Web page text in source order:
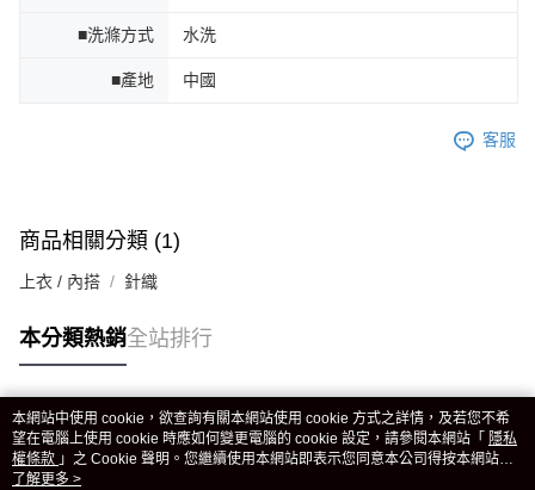
■洗滌方式 水洗
■產地 中國
客服
商品相關分類 (1)
上衣 / 內搭 針織
本分類熱銷全站排行
熱門標籤
本網站中使用 cookie，欲查詢有關本網站使用 cookie 方式之詳情，及若您不希
望在電腦上使用 cookie 時應如何變更電腦的 cookie 設定，請參閱本網站「 隱私
權條款 」之 Cookie 聲明。您繼續使用本網站即表示您同意本公司得按本網站使
用條款之 Cookie 聲明使用 cookie。
了解更多 >